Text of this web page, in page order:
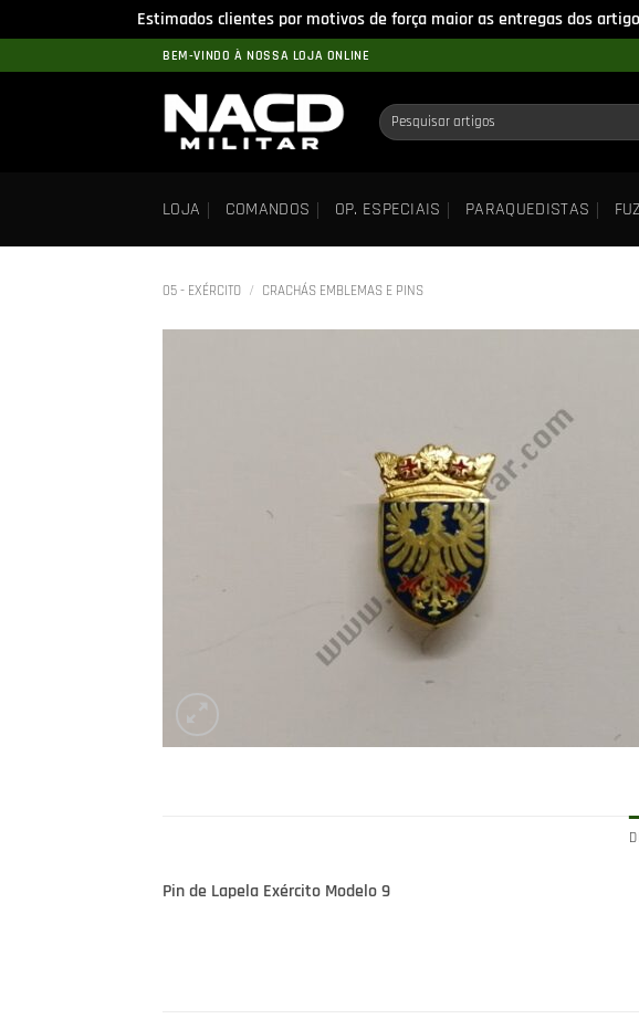
Estimados clientes por motivos de força maior as entregas dos
to
BEM-VINDO À NOSSA LOJA ONLINE
Pesquisar
por:
LOJA COMANDOS OP. ESPECIAIS PARAQUEDISTAS
05 - EXÉRCITO / CRACHÁS EMBLEMAS E PINS
Pin de Lapela Exército Modelo 9